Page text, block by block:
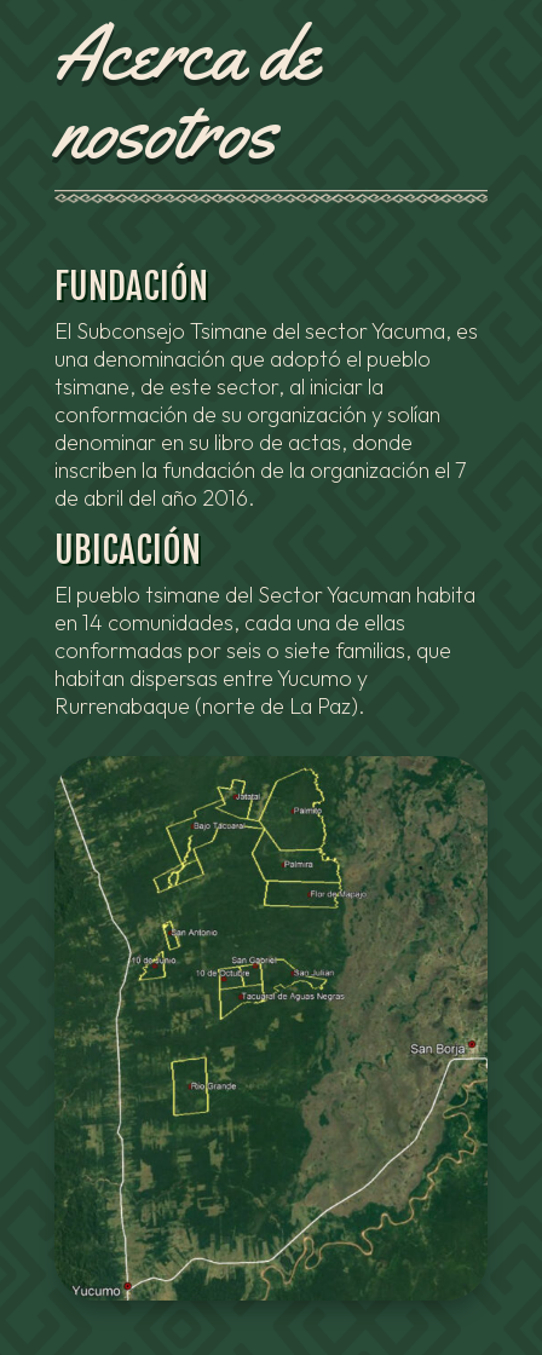
Acerca de
nosotros
FUNDACIÓN
El Subconsejo Tsimane del sector Yacuma, es
una denominación que adoptó el pueblo
tsimane, de este sector, al iniciar la
conformación de su organización y solían
denominar en su libro de actas, donde
inscriben la fundación de la organización el 7
de abril del año 2016.
UBICACIÓN
El pueblo tsimane del Sector Yacuman habita
en 14 comunidades, cada una de ellas
conformadas por seis o siete familias, que
habitan dispersas entre Yucumo y
Rurrenabaque (norte de La Paz).